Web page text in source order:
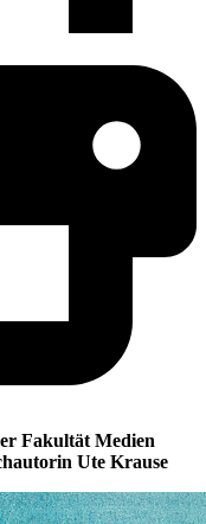
Fakultät Medien
Ute Krause